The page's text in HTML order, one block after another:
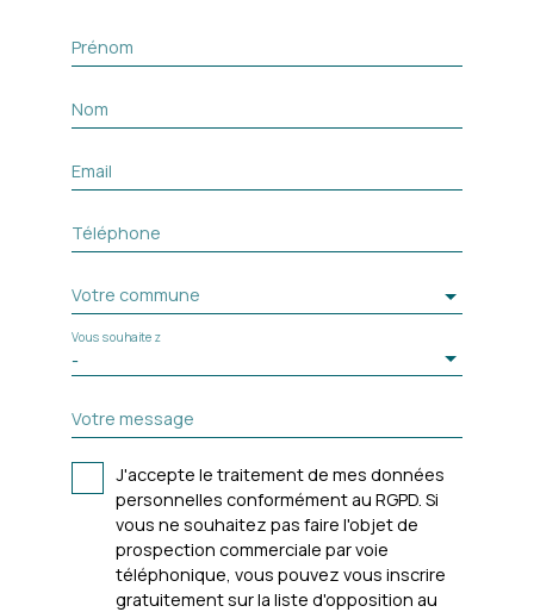
Prénom
Nom
Email
Téléphone
Votre commune
-
Vous souhaitez
Votre message
J'accepte le traitement de mes données
personnelles conformément au RGPD. Si
vous ne souhaitez pas faire l'objet de
prospection commerciale par voie
téléphonique, vous pouvez vous inscrire
gratuitement sur la liste d'opposition au